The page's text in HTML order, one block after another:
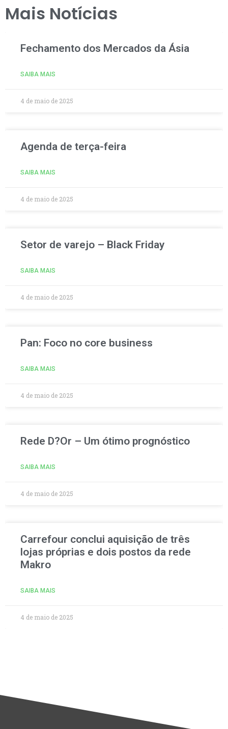
Mais Notícias
Fechamento dos Mercados da Ásia
SAIBA MAIS
4 de maio de 2025
Agenda de terça-feira
SAIBA MAIS
4 de maio de 2025
Setor de varejo – Black Friday
SAIBA MAIS
4 de maio de 2025
Pan: Foco no core business
SAIBA MAIS
4 de maio de 2025
Rede D?Or – Um ótimo prognóstico
SAIBA MAIS
4 de maio de 2025
Carrefour conclui aquisição de três
lojas próprias e dois postos da rede
Makro
SAIBA MAIS
4 de maio de 2025